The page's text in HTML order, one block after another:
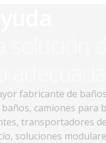
fabricante de baños
camiones para
transportadores de
soluciones